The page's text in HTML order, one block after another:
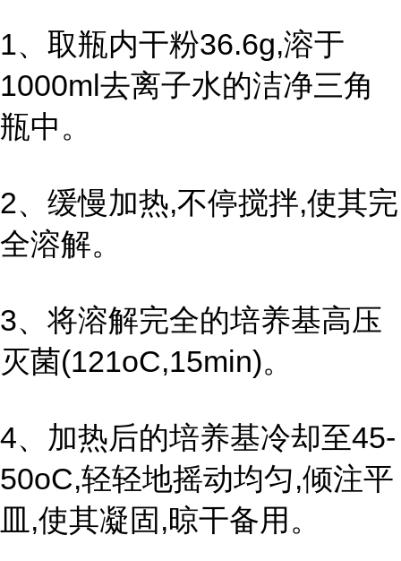
1、取瓶内干粉36.6g,溶于
1000ml去离子水的洁净三角
瓶中。
2、缓慢加热,不停搅拌,使其完
全溶解。
3、将溶解完全的培养基高压
灭菌(121oC,15min)。
4、加热后的培养基冷却至45-
50oC,轻轻地摇动均匀,倾注平
皿,使其凝固,晾干备用。